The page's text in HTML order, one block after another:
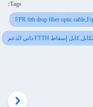
Tags:
FPR ftth drop fiber optic